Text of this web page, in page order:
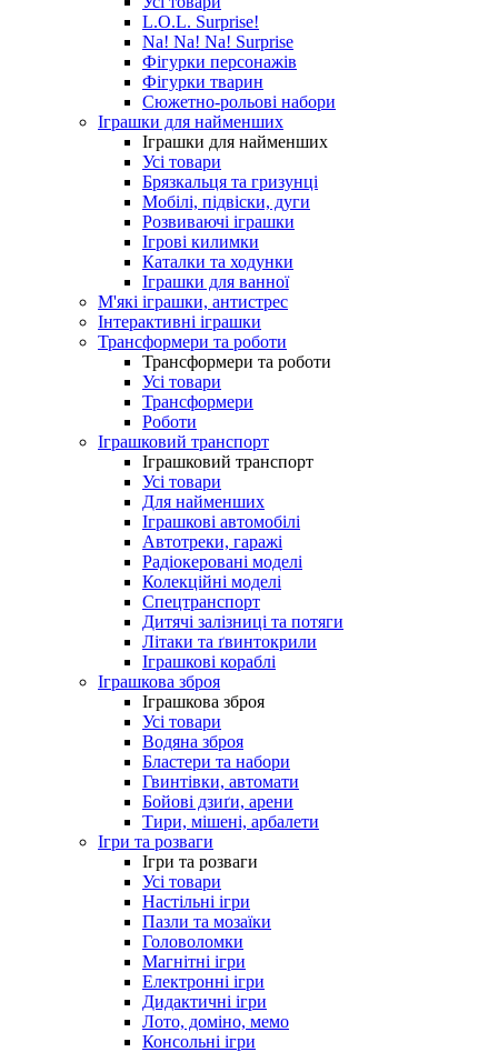
L.O.L. Surprise!
Na! Na! Na! Surprise
Фігурки персонажів
Фігурки тварин
Сюжетно-рольові набори
Іграшки для найменших
Іграшки для найменших
Усі товари
Брязкальця та гризунці
Мобілі, підвіски, дуги
Розвиваючі іграшки
Ігрові килимки
Каталки та ходунки
Іграшки для ванної
М'які іграшки, антистрес
Інтерактивні іграшки
Трансформери та роботи
Трансформери та роботи
Усі товари
Трансформери
Роботи
Іграшковий транспорт
Іграшковий транспорт
Усі товари
Для найменших
Іграшкові автомобілі
Автотреки, гаражі
Радіокеровані моделі
Колекційні моделі
Спецтранспорт
Дитячі залізниці та потяги
Літаки та ґвинтокрили
Іграшкові кораблі
Іграшкова зброя
Іграшкова зброя
Усі товари
Водяна зброя
Бластери та набори
Гвинтівки, автомати
Бойові дзиґи, арени
Тири, мішені, арбалети
Ігри та розваги
Ігри та розваги
Усі товари
Настільні ігри
Пазли та мозаїки
Головоломки
Магнітні ігри
Електронні ігри
Дидактичні ігри
Лото, доміно, мемо
Консольні ігри